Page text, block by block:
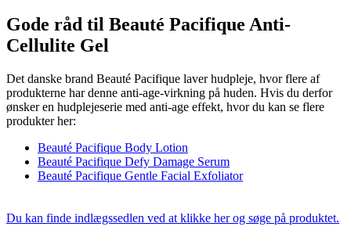
Gode råd til Beauté Pacifique Anti-
Cellulite Gel
Det danske brand Beauté Pacifique laver hudpleje, hvor flere af
produkterne har denne anti-age-virkning på huden. Hvis du derfor
ønsker en hudplejeserie med anti-age effekt, hvor du kan se flere
produkter her:
Beauté Pacifique Body Lotion
Beauté Pacifique Defy Damage Serum
Beauté Pacifique Gentle Facial Exfoliator
Du kan finde indlægssedlen ved at klikke her og søge på produktet.